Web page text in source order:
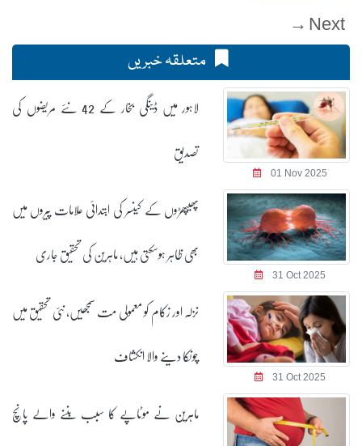
Next →
متعلقہ خبریں
01 Nov 2025
لاہور میں ڈینگی بخار کے 42 نئے مریضوں کی
تصدیق
31 Oct 2025
پھیپھڑوں کے کینسر کی ابتدائی علامات پیروں میں
بھی ظاہر ہوسکتی ہیں، ماہرین کی تحقیق جاری
31 Oct 2025
نزلہ اور زکام کو معمولی مت سمجھیں، نئی تحقیق میں
چونکا دینے والا انکشاف
ماہرین نے موٹاپے کا سبب بننے والے پانچ